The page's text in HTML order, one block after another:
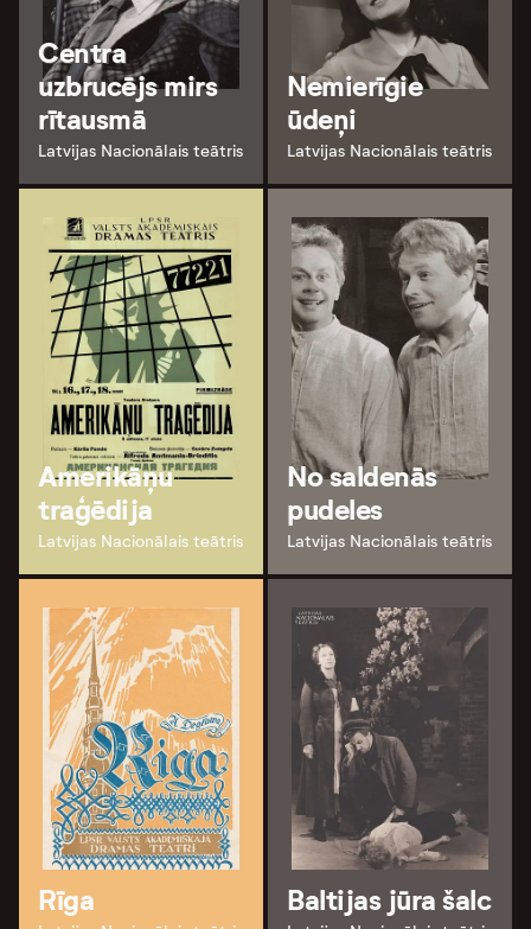
Centra
uzbrucējs mirs
rītausmā
Latvijas Nacionālais teātris
Nemierīgie
ūdeņi
Latvijas Nacionālais teātris
Amerikāņu
traģēdija
Latvijas Nacionālais teātris
No saldenās
pudeles
Latvijas Nacionālais teātris
Rīga Baltijas jūra šalc